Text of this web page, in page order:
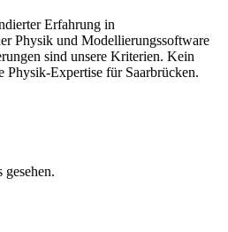
Erfahrung in
Physik und Modellierungssoftware
sind unsere Kriterien. Kein
Physik-Expertise für Saarbrücken.
gesehen.